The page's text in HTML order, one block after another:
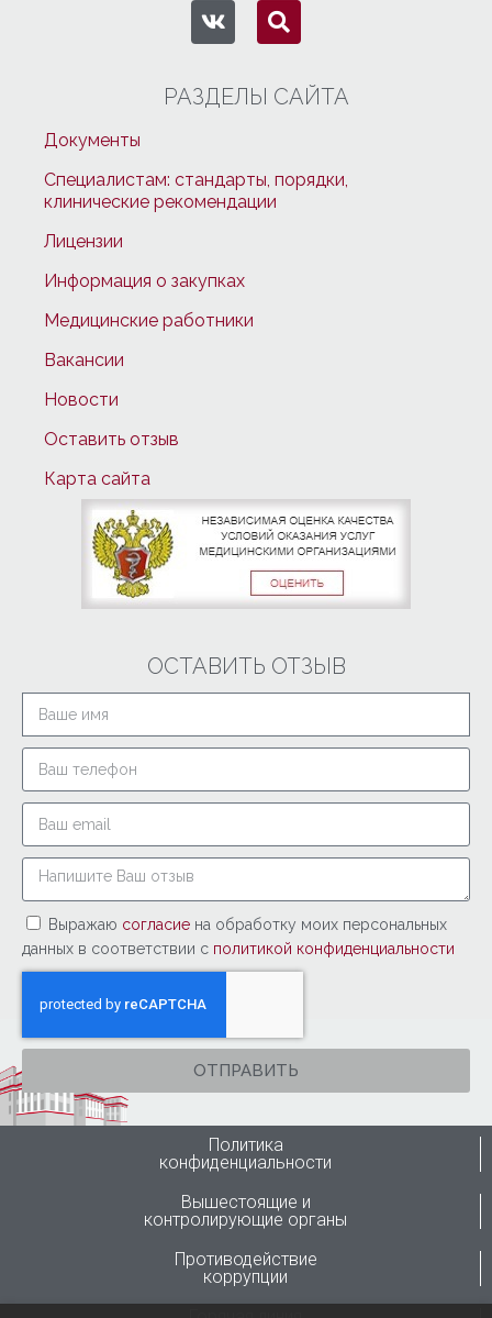
РАЗДЕЛЫ САЙТА
Документы
Специалистам: стандарты, порядки,
клинические рекомендации
Лицензии
Информация о закупках
Медицинские работники
Вакансии
Новости
Оставить отзыв
Карта сайта
ОСТАВИТЬ ОТЗЫВ
Выражаю согласие на обработку моих персональных
данных в соответствии с политикой конфиденциальности
ОТПРАВИТЬ
Политика
конфиденциальности
Вышестоящие и
контролирующие органы
Противодействие
коррупции